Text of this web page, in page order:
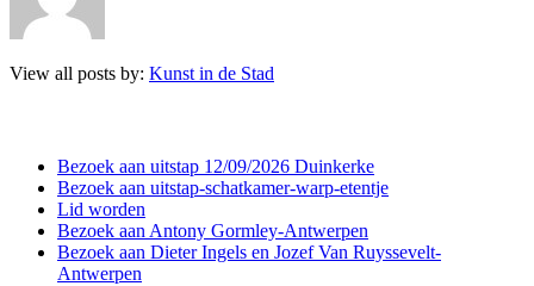
View all posts by: Kunst in de Stad
Bezoek aan uitstap 12/09/2026 Duinkerke
Bezoek aan uitstap-schatkamer-warp-etentje
Lid worden
Bezoek aan Antony Gormley-Antwerpen
Bezoek aan Dieter Ingels en Jozef Van Ruyssevelt-
Antwerpen